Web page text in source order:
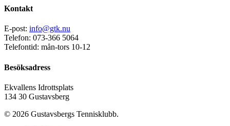
Kontakt
E-post: info@gtk.nu
Telefon: 073-366 5064
Telefontid: mån-tors 10-12
Besöksadress
Ekvallens Idrottsplats
134 30 Gustavsberg
© 2026 Gustavsbergs Tennisklubb.